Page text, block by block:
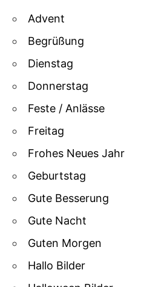
Advent
Begrüßung
Dienstag
Donnerstag
Feste / Anlässe
Freitag
Frohes Neues Jahr
Geburtstag
Gute Besserung
Gute Nacht
Guten Morgen
Hallo Bilder